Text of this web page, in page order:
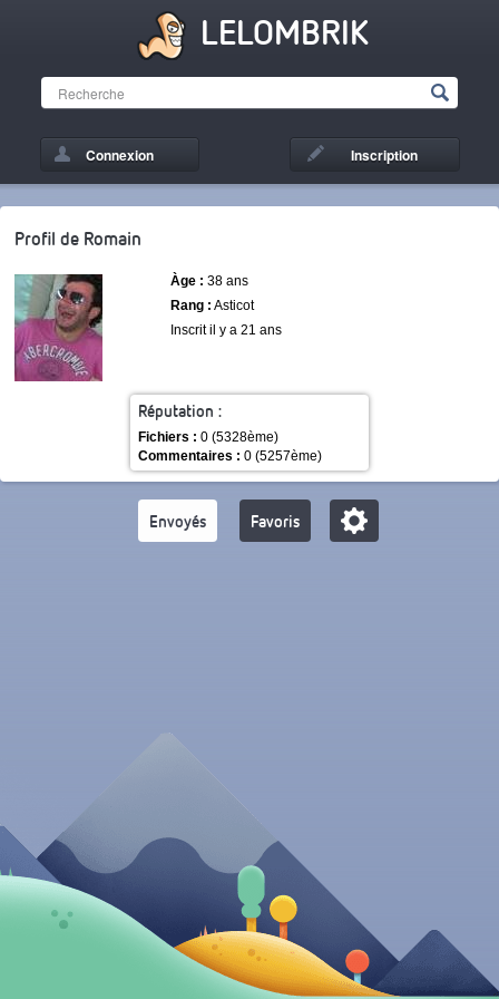
LELOMBRIK
Connexion Inscription
Réputation :
Fichiers : 0 (5328ème)
Commentaires : 0 (5257ème)
Profil de Romain
Àge : 38 ans
Rang : Asticot
Inscrit il y a 21 ans
Envoyés Favoris